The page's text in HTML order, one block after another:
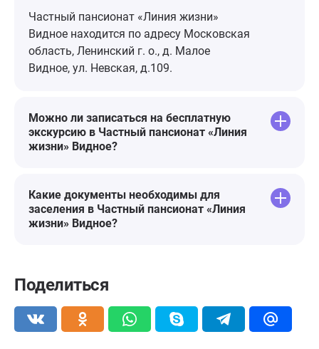
Частный пансионат «Линия жизни»
Видное находится по адресу Московская
область, Ленинский г. о., д. Малое
Видное, ул. Невская, д.109.
Можно ли записаться на бесплатную
экскурсию в Частный пансионат «Линия
жизни» Видное?
Какие документы необходимы для
заселения в Частный пансионат «Линия
жизни» Видное?
Поделиться